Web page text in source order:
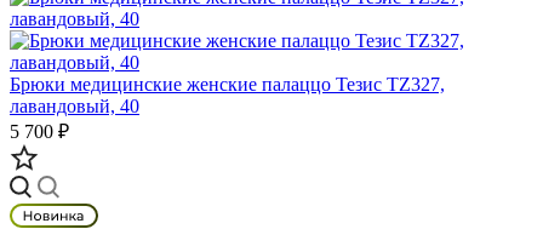
Брюки медицинские женские палаццо Тезис TZ327,
лавандовый, 40
5 700 ₽